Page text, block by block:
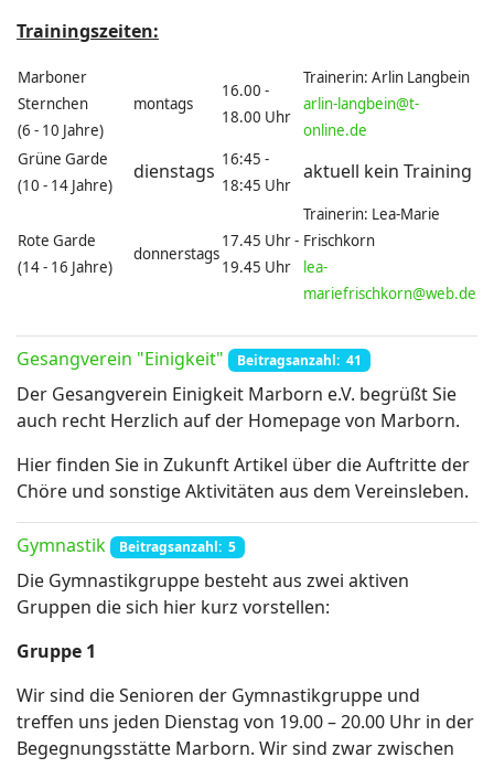
Trainingszeiten:
Marboner
Sternchen
(6 - 10 Jahre)
montags
16.00 -
18.00 Uhr
Trainerin: Arlin Langbein
arlin-langbein@t-
online.de
Grüne Garde
(10 - 14 Jahre)
dienstags 16:45 -
18:45 Uhr
aktuell kein Training
Rote Garde
(14 - 16 Jahre)
donnerstags
17.45 Uhr -
19.45 Uhr
Trainerin: Lea-Marie
Frischkorn
lea-
mariefrischkorn@web.de
Gesangverein "Einigkeit" Beitragsanzahl: 41
Der Gesangverein Einigkeit Marborn e.V. begrüßt Sie
auch recht Herzlich auf der Homepage von Marborn.
Hier finden Sie in Zukunft Artikel über die Auftritte der
Chöre und sonstige Aktivitäten aus dem Vereinsleben.
Gymnastik Beitragsanzahl: 5
Die Gymnastikgruppe besteht aus zwei aktiven
Gruppen die sich hier kurz vorstellen:
Gruppe 1
Wir sind die Senioren der Gymnastikgruppe und
treffen uns jeden Dienstag von 19.00 – 20.00 Uhr in der
Begegnungsstätte Marborn. Wir sind zwar zwischen